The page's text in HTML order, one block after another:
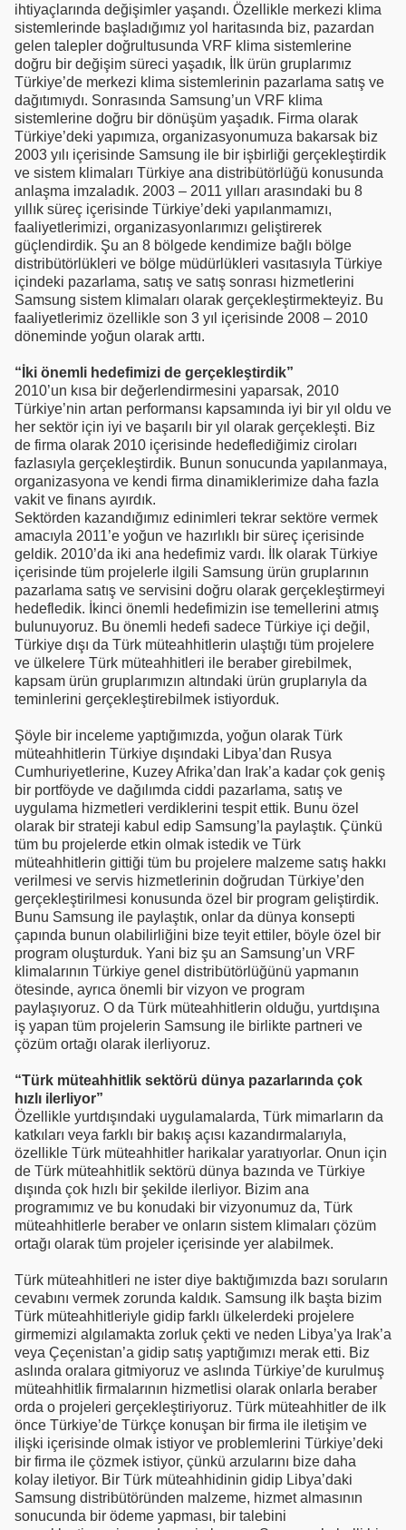
ihtiyaçlarında değişimler yaşandı. Özellikle merkezi klima
sistemlerinde başladığımız yol haritasında biz, pazardan
gelen talepler doğrultusunda VRF klima sistemlerine
doğru bir değişim süreci yaşadık, İlk ürün gruplarımız
Türkiye’de merkezi klima sistemlerinin pazarlama satış ve
dağıtımıydı. Sonrasında Samsung’un VRF klima
sistemlerine doğru bir dönüşüm yaşadık. Firma olarak
Türkiye’deki yapımıza, organizasyonumuza bakarsak biz
2003 yılı içerisinde Samsung ile bir işbirliği gerçekleştirdik
ve sistem klimaları Türkiye ana distribütörlüğü konusunda
anlaşma imzaladık. 2003 – 2011 yılları arasındaki bu 8
yıllık süreç içerisinde Türkiye’deki yapılanmamızı,
faaliyetlerimizi, organizasyonlarımızı geliştirerek
güçlendirdik. Şu an 8 bölgede kendimize bağlı bölge
distribütörlükleri ve bölge müdürlükleri vasıtasıyla Türkiye
içindeki pazarlama, satış ve satış sonrası hizmetlerini
Samsung sistem klimaları olarak gerçekleştirmekteyiz. Bu
faaliyetlerimiz özellikle son 3 yıl içerisinde 2008 – 2010
döneminde yoğun olarak arttı.
“İki önemli hedefimizi de gerçekleştirdik”
2010’un kısa bir değerlendirmesini yaparsak, 2010
Türkiye’nin artan performansı kapsamında iyi bir yıl oldu ve
her sektör için iyi ve başarılı bir yıl olarak gerçekleşti. Biz
de firma olarak 2010 içerisinde hedeflediğimiz ciroları
fazlasıyla gerçekleştirdik. Bunun sonucunda yapılanmaya,
organizasyona ve kendi firma dinamiklerimize daha fazla
vakit ve finans ayırdık.
Sektörden kazandığımız edinimleri tekrar sektöre vermek
amacıyla 2011’e yoğun ve hazırlıklı bir süreç içerisinde
geldik. 2010’da iki ana hedefimiz vardı. İlk olarak Türkiye
içerisinde tüm projelerle ilgili Samsung ürün gruplarının
pazarlama satış ve servisini doğru olarak gerçekleştirmeyi
hedefledik. İkinci önemli hedefimizin ise temellerini atmış
bulunuyoruz. Bu önemli hedefi sadece Türkiye içi değil,
Türkiye dışı da Türk müteahhitlerin ulaştığı tüm projelere
ve ülkelere Türk müteahhitleri ile beraber girebilmek,
kapsam ürün gruplarımızın altındaki ürün gruplarıyla da
teminlerini gerçekleştirebilmek istiyorduk.
Şöyle bir inceleme yaptığımızda, yoğun olarak Türk
müteahhitlerin Türkiye dışındaki Libya’dan Rusya
Cumhuriyetlerine, Kuzey Afrika’dan Irak’a kadar çok geniş
bir portföyde ve dağılımda ciddi pazarlama, satış ve
uygulama hizmetleri verdiklerini tespit ettik. Bunu özel
olarak bir strateji kabul edip Samsung’la paylaştık. Çünkü
tüm bu projelerde etkin olmak istedik ve Türk
müteahhitlerin gittiği tüm bu projelere malzeme satış hakkı
verilmesi ve servis hizmetlerinin doğrudan Türkiye’den
gerçekleştirilmesi konusunda özel bir program geliştirdik.
Bunu Samsung ile paylaştık, onlar da dünya konsepti
çapında bunun olabilirliğini bize teyit ettiler, böyle özel bir
program oluşturduk. Yani biz şu an Samsung’un VRF
klimalarının Türkiye genel distribütörlüğünü yapmanın
ötesinde, ayrıca önemli bir vizyon ve program
paylaşıyoruz. O da Türk müteahhitlerin olduğu, yurtdışına
iş yapan tüm projelerin Samsung ile birlikte partneri ve
çözüm ortağı olarak ilerliyoruz.
“Türk müteahhitlik sektörü dünya pazarlarında çok
hızlı ilerliyor”
Özellikle yurtdışındaki uygulamalarda, Türk mimarların da
katkıları veya farklı bir bakış açısı kazandırmalarıyla,
özellikle Türk müteahhitler harikalar yaratıyorlar. Onun için
de Türk müteahhitlik sektörü dünya bazında ve Türkiye
dışında çok hızlı bir şekilde ilerliyor. Bizim ana
programımız ve bu konudaki bir vizyonumuz da, Türk
müteahhitlerle beraber ve onların sistem klimaları çözüm
ortağı olarak tüm projeler içerisinde yer alabilmek.
Türk müteahhitleri ne ister diye baktığımızda bazı soruların
cevabını vermek zorunda kaldık. Samsung ilk başta bizim
Türk müteahhitleriyle gidip farklı ülkelerdeki projelere
girmemizi algılamakta zorluk çekti ve neden Libya’ya Irak’a
veya Çeçenistan’a gidip satış yaptığımızı merak etti. Biz
aslında oralara gitmiyoruz ve aslında Türkiye’de kurulmuş
müteahhitlik firmalarının hizmetlisi olarak onlarla beraber
orda o projeleri gerçekleştiriyoruz. Türk müteahhitler de ilk
önce Türkiye’de Türkçe konuşan bir firma ile iletişim ve
ilişki içerisinde olmak istiyor ve problemlerini Türkiye’deki
bir firma ile çözmek istiyor, çünkü arzularını bize daha
kolay iletiyor. Bir Türk müteahhidinin gidip Libya’daki
Samsung distribütöründen malzeme, hizmet almasının
sonucunda bir ödeme yapması, bir talebini